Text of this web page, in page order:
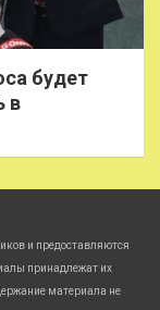
будет
в
и предоставляются
принадлежат их
материала не